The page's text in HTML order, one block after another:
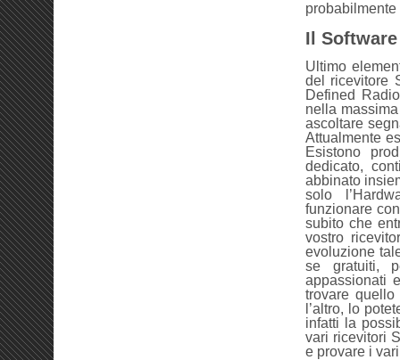
Il Software
Ultimo
del ricevitore
Defined
nella
ascoltare
Attualmente
Esistono
dedicato,
abbinato
solo
funzionare
subito che
vostro
evoluzione
se gratuiti,
appassionati
trovare
l’altro, lo
infatti la
vari ricevitori
e provare i